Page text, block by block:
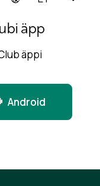
äpp
äppi
Android